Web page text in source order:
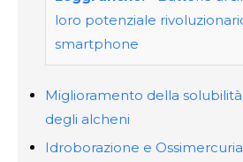
loro potenziale
smartphone
Miglioramento della
degli alcheni
Idroborazione e